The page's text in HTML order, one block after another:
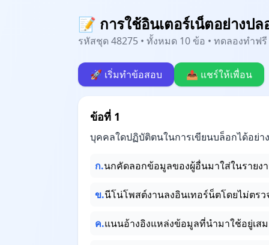
📝 การใช้อินเตอร์เน็ตอย่างป
รหัสชุด 48275 • ทั้งหมด 10 ข้อ • ทดลองทำฟ
🚀 เริ่มทำข้อสอบ 📤 แชร์ให้เพื่อน
ข้อที่ 1
บุคคลใดปฏิบัติตนในการเขียนบล็อกได้อย่า
ก.นกคัดลอกข้อมูลของผู้อื่นมาใส่ในรายง
ข.นีโน่โพสต์งานลงอินเทอร์น็ตโดยไม่ตรว
ค.แนนอ้างอิงแหล่งข้อมูลที่นำมาใช้อยู่เส